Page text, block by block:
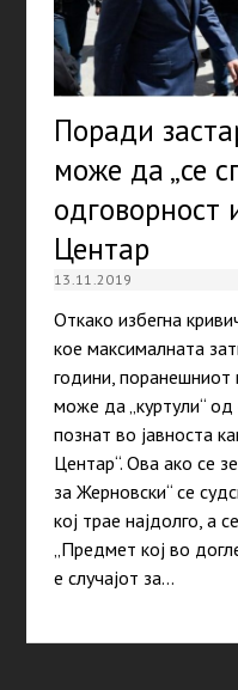
Поради
може да „се
одговорност
Центар
13.11.2019
Откако избегна
кое максималната
години, поранешниот
може да „куртули“ од
познат во јавноста
Центар“. Ова ако се
за Жерновски“ се
кој трае најдолго, а
„Предмет кој во
е случајот за…